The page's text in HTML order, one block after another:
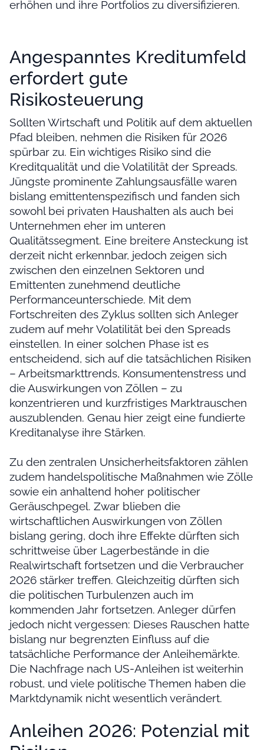
erhöhen und ihre Portfolios zu diversifizieren.
Angespanntes Kreditumfeld
erfordert gute
Risikosteuerung
Sollten Wirtschaft und Politik auf dem aktuellen
Pfad bleiben, nehmen die Risiken für 2026
spürbar zu. Ein wichtiges Risiko sind die
Kreditqualität und die Volatilität der Spreads.
Jüngste prominente Zahlungsausfälle waren
bislang emittentenspezifisch und fanden sich
sowohl bei privaten Haushalten als auch bei
Unternehmen eher im unteren
Qualitätssegment. Eine breitere Ansteckung ist
derzeit nicht erkennbar, jedoch zeigen sich
zwischen den einzelnen Sektoren und
Emittenten zunehmend deutliche
Performanceunterschiede. Mit dem
Fortschreiten des Zyklus sollten sich Anleger
zudem auf mehr Volatilität bei den Spreads
einstellen. In einer solchen Phase ist es
entscheidend, sich auf die tatsächlichen Risiken
– Arbeitsmarkttrends, Konsumentenstress und
die Auswirkungen von Zöllen – zu
konzentrieren und kurzfristiges Marktrauschen
auszublenden. Genau hier zeigt eine fundierte
Kreditanalyse ihre Stärken.
Zu den zentralen Unsicherheitsfaktoren zählen
zudem handelspolitische Maßnahmen wie Zölle
sowie ein anhaltend hoher politischer
Geräuschpegel. Zwar blieben die
wirtschaftlichen Auswirkungen von Zöllen
bislang gering, doch ihre Effekte dürften sich
schrittweise über Lagerbestände in die
Realwirtschaft fortsetzen und die Verbraucher
2026 stärker treffen. Gleichzeitig dürften sich
die politischen Turbulenzen auch im
kommenden Jahr fortsetzen. Anleger dürfen
jedoch nicht vergessen: Dieses Rauschen hatte
bislang nur begrenzten Einfluss auf die
tatsächliche Performance der Anleihemärkte.
Die Nachfrage nach US-Anleihen ist weiterhin
robust, und viele politische Themen haben die
Marktdynamik nicht wesentlich verändert.
Anleihen 2026: Potenzial mit